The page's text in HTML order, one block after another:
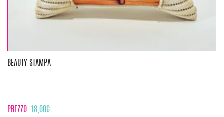
BEAUTY STAMPA
PREZZO: 18,00€